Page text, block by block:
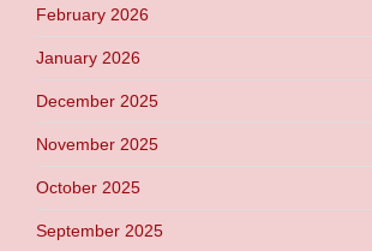
February 2026
January 2026
December 2025
November 2025
October 2025
September 2025